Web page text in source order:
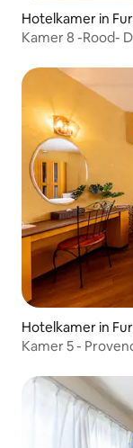
Hotelkamer in
Kamer 8 -Rood-
Hotelkamer in
Kamer 5 -